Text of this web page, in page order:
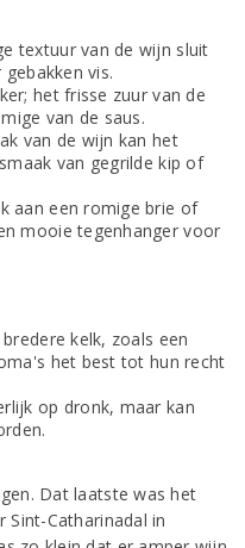
textuur van de wijn sluit
vis.
het frisse zuur van de
van de saus.
van de wijn kan het
van gegrilde kip of
aan een romige brie of
mooie tegenhanger voor
kelk, zoals een
het best tot hun recht
op dronk, maar kan
Dat laatste was het
Catharinadal in